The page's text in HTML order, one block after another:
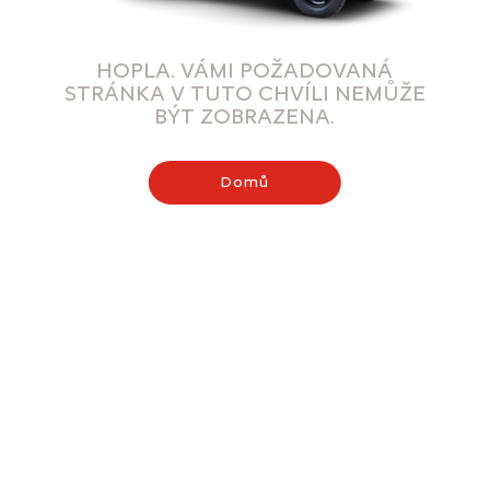
HOPLA. VÁMI POŽADOVANÁ
STRÁNKA V TUTO CHVÍLI NEMŮŽE
BÝT ZOBRAZENA.
Domů